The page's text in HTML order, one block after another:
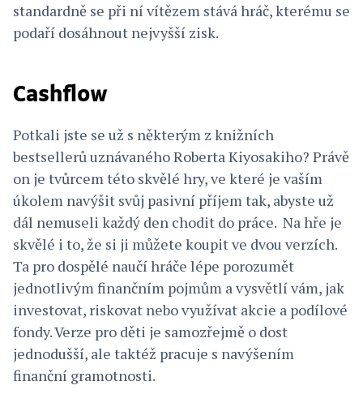
standardně se při ní vítězem stává hráč, kterému se
podaří dosáhnout nejvyšší zisk.
Cashflow
Potkali jste se už s některým z knižních
bestsellerů uznávaného Roberta Kiyosakiho? Právě
on je tvůrcem této skvělé hry, ve které je vaším
úkolem navýšit svůj pasivní příjem tak, abyste už
dál nemuseli každý den chodit do práce. Na hře je
skvělé i to, že si ji můžete koupit ve dvou verzích.
Ta pro dospělé naučí hráče lépe porozumět
jednotlivým finančním pojmům a vysvětlí vám, jak
investovat, riskovat nebo využívat akcie a podílové
fondy. Verze pro děti je samozřejmě o dost
jednodušší, ale taktéž pracuje s navýšením
finanční gramotnosti.